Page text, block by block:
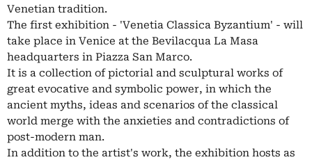
Venetian tradition.
The first exhibition - 'Venetia Classica Byzantium' - will
take place in Venice at the Bevilacqua La Masa
headquarters in Piazza San Marco.
It is a collection of pictorial and sculptural works of
great evocative and symbolic power, in which the
ancient myths, ideas and scenarios of the classical
world merge with the anxieties and contradictions of
post-modern man.
In addition to the artist's work, the exhibition hosts as